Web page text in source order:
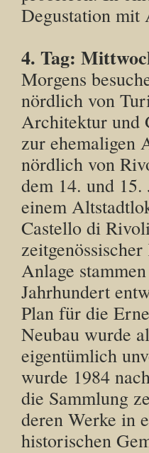
Degustation mit
4. Tag:
Morgens
nördlich von
Architektur und
zur ehemaligen
nördlich von
dem 14. und
einem
Castello di
Anlage
Jahrhundert
Plan für die
Neubau wurde
eigentümlich
wurde 1984
die Sammlung
deren Werke in
historischen